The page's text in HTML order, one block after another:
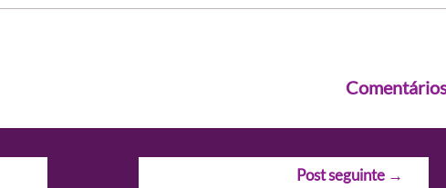
Post seguinte →